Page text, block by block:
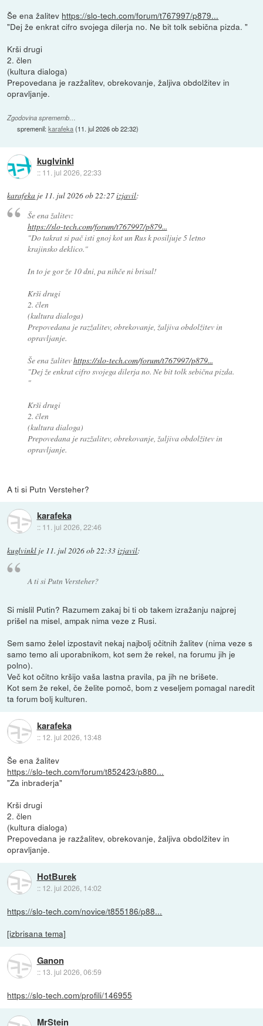
Še ena žalitev https://slo-tech.com/forum/t767997/p879...
"Dej že enkrat cifro svojega dilerja no. Ne bit tolk sebična pizda. "
Krši drugi
2. člen
(kultura dialoga)
Prepovedana je razžalitev, obrekovanje, žaljiva obdolžitev in
opravljanje.
Zgodovina sprememb…
spremenil:karafeka(11. jul 2026 ob 22:32)
kuglvinkl
:: 11. jul 2026, 22:33
karafeka je 11. jul 2026 ob 22:27izjavil:
Še ena žalitev:
https://slo-tech.com/forum/t767997/p879...
"Do takrat si pač isti gnoj kot un Rus k posiljuje 5 letno
krajinsko deklico."
In to je gor že 10 dni, pa nihče ni brisal!
Krši drugi
2. člen
(kultura dialoga)
Prepovedana je razžalitev, obrekovanje, žaljiva obdolžitev in
opravljanje.
Še ena žalitevhttps://slo-tech.com/forum/t767997/p879...
"Dej že enkrat cifro svojega dilerja no. Ne bit tolk sebična pizda.
"
Krši drugi
2. člen
(kultura dialoga)
Prepovedana je razžalitev, obrekovanje, žaljiva obdolžitev in
opravljanje.
A ti si Putn Versteher?
karafeka
:: 11. jul 2026, 22:46
kuglvinkl je 11. jul 2026 ob 22:33izjavil:
A ti si Putn Versteher?
Si mislil Putin? Razumem zakaj bi ti ob takem izražanju najprej
prišel na misel, ampak nima veze z Rusi.
Sem samo želel izpostavit nekaj najbolj očitnih žalitev (nima veze s
samo temo ali uporabnikom, kot sem že rekel, na forumu jih je
polno).
Več kot očitno kršijo vaša lastna pravila, pa jih ne brišete.
Kot sem že rekel, če želite pomoč, bom z veseljem pomagal naredit
ta forum bolj kulturen.
karafeka
:: 12. jul 2026, 13:48
Še ena žalitev
https://slo-tech.com/forum/t852423/p880...
"Za inbraderja"
Krši drugi
2. člen
(kultura dialoga)
Prepovedana je razžalitev, obrekovanje, žaljiva obdolžitev in
opravljanje.
HotBurek
:: 12. jul 2026, 14:02
https://slo-tech.com/novice/t855186/p88...
[izbrisana tema]
Ganon
:: 13. jul 2026, 06:59
https://slo-tech.com/profili/146955
MrStein